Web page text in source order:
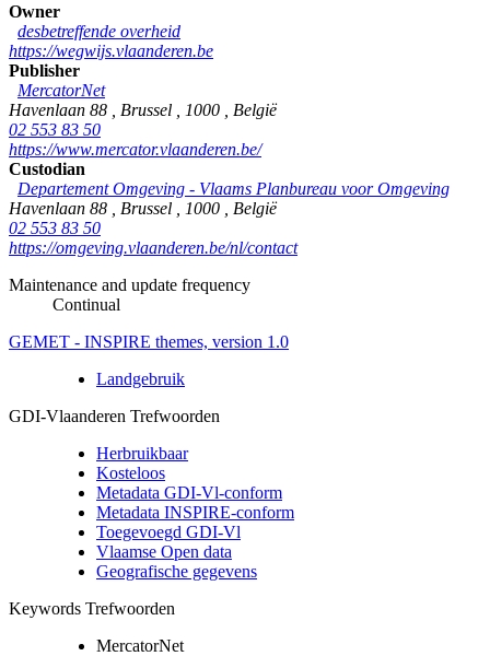
Owner
desbetreffende overheid
https://wegwijs.vlaanderen.be
Publisher
MercatorNet
Havenlaan 88
Brussel 1000
België
02 553 83 50
https://www.mercator.vlaanderen.be/
Custodian
Departement Omgeving - Vlaams Planbureau voor Omgeving
Havenlaan 88
Brussel 1000
België
02 553 83 50
https://omgeving.vlaanderen.be/nl/contact
Maintenance and update frequency
Continual
GEMET - INSPIRE themes, version 1.0
Landgebruik
GDI-Vlaanderen Trefwoorden
Herbruikbaar
Kosteloos
Metadata GDI-Vl-conform
Metadata INSPIRE-conform
Toegevoegd GDI-Vl
Vlaamse Open data
Geografische gegevens
Keywords Trefwoorden
MercatorNet